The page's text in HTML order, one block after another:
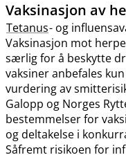
Vaksinasjon av
Tetanus- og
Vaksinasjon mot
særlig for å beskytte
vaksiner anbefales
vurdering av
Galopp og Norges
bestemmelser for
og deltakelse i
Såfremt risikoen for